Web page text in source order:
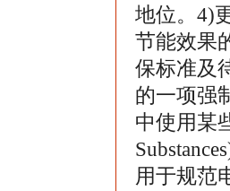
地位。4)
节能效果
保标准及
的一项强
中使用某
用于规范